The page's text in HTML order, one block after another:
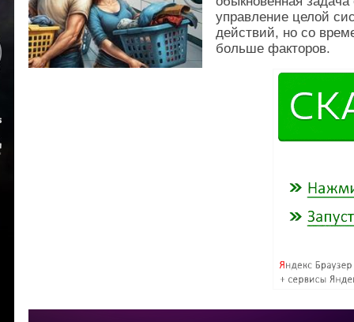
управление целой
действий, но со
больше факторов.